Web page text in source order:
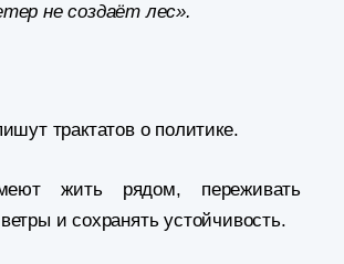
не создаёт лес».
трактатов о политике.
жить рядом, переживать
и сохранять устойчивость.